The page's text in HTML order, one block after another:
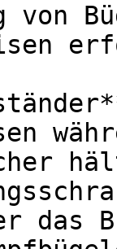
von
das